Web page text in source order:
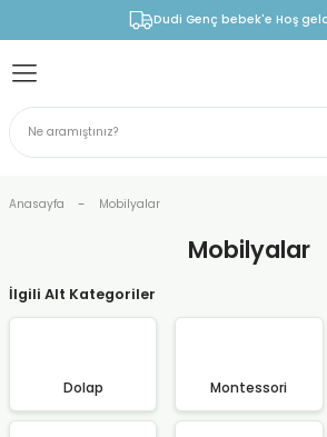
Dudi Genç bebek'e Hoş
Anasayfa Mobilyalar
Mobilyalar
İlgili Alt Kategoriler
Dolap Montessori